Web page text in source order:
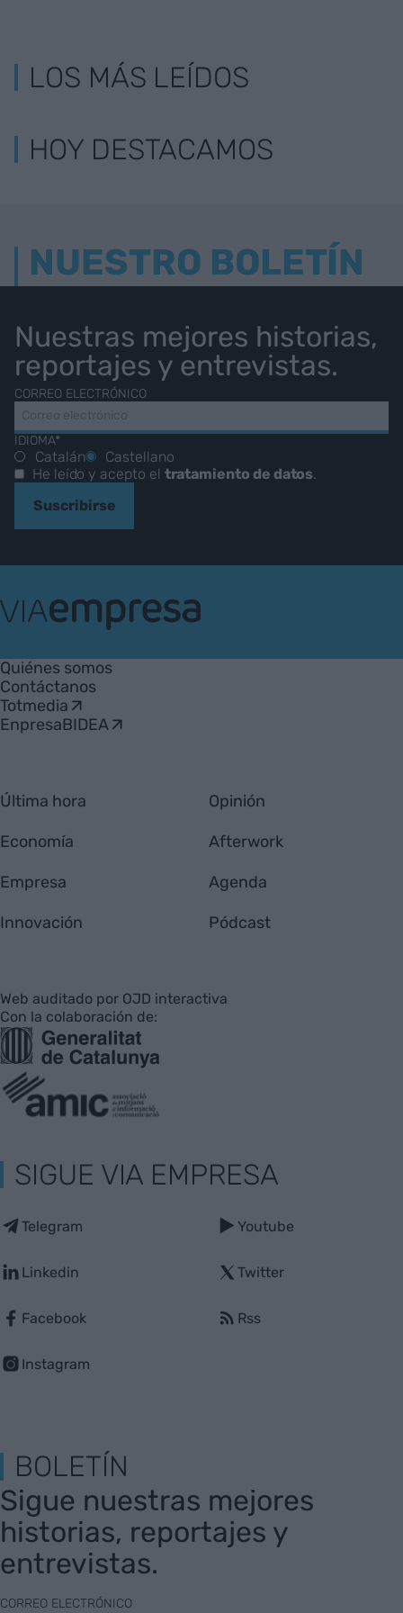
LOS MÁS LEÍDOS
HOY DESTACAMOS
NUESTRO BOLETÍN
Nuestras mejores historias,
reportajes y entrevistas.
CORREO ELECTRÓNICO
IDIOMA*
Catalán
Castellano
He leído y acepto el tratamiento de datos
Suscribirse
Empresa
Quiénes somos
Contáctanos
Totmedia
EnpresaBIDEA
Última hora
Economía
Empresa
Innovación
Opinión
Afterwork
Agenda
Pódcast
Web auditado por OJD interactiva
Con la colaboración de:
SIGUE VIA EMPRESA
Telegram
Linkedin
Facebook
Instagram
Youtube
Twitter
Rss
BOLETÍN
Sigue nuestras mejores
historias, reportajes y
entrevistas.
CORREO ELECTRÓNICO